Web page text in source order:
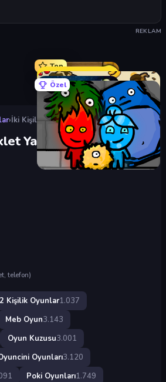
REKLAM
Top
Özel
›İki Kişilik Bisiklet Yarışı
Yarışı
telefon)
2 Kişilik Oyunlar1.037
Meb Oyun3.143
Oyun Kuzusu3.001
Oyunları3.120
Poki Oyunları1.749